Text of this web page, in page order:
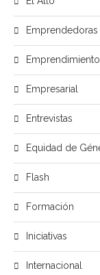
Emprendedoras
Empresarial
Entrevistas
Equidad de
Flash
Formación
Iniciativas
Internacional